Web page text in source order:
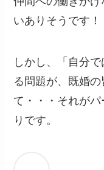
いありそうです！
しかし、「自分
る問題が、既婚
て・・・それが
りです。